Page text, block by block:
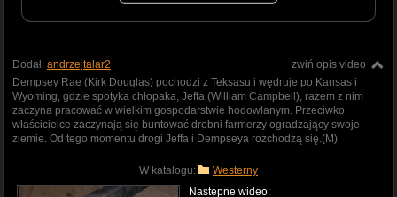
zwiń opis video
Dodał: andrzejtalar2
Dempsey Rae (Kirk Douglas) pochodzi z Teksasu i wędruje po Kansas i
Wyoming, gdzie spotyka chłopaka, Jeffa (William Campbell), razem z nim
zaczyna pracować w wielkim gospodarstwie hodowlanym. Przeciwko
właścicielce zaczynają się buntować drobni farmerzy ogradzający swoje
ziemie. Od tego momentu drogi Jeffa i Dempseya rozchodzą się.(M)
W katalogu: Westerny
Następne wideo: